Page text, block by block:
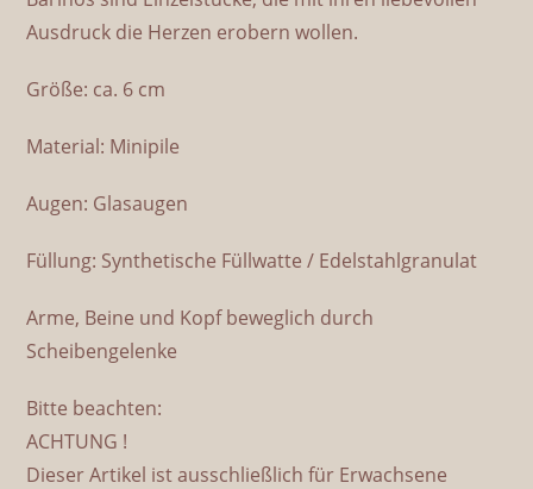
Ausdruck die Herzen erobern wollen.
Größe: ca. 6 cm
Material: Minipile
Augen: Glasaugen
Füllung: Synthetische Füllwatte / Edelstahlgranulat
Arme, Beine und Kopf beweglich durch
Scheibengelenke
Bitte beachten:
ACHTUNG !
Dieser Artikel ist ausschließlich für Erwachsene